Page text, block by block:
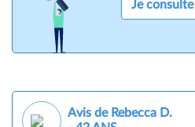
Je consulte
Avis de Rebecca D.